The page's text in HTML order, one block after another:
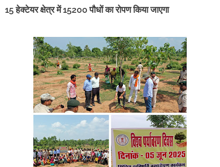
15 हेक्टेयर क्षेत्र में 15200 पौधों का रोपण किया जाएगा